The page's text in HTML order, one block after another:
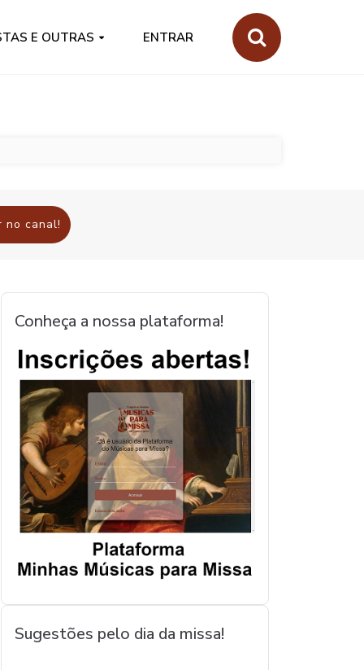
E OUTRAS ENTRAR
no canal!
Conheça a nossa plataforma!
Sugestões pelo dia da missa!